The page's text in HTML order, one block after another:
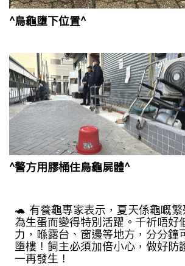
^烏龜墮下位置^
^警方用膠桶住烏龜屍體^
🐢 有養龜專家表示，夏天係龜嘅
為生蛋而變得特別活躍。千祈唔好
力，喺露台、窗邊等地方，分分鐘
墮樓！飼主必須加倍小心，做好防
一再發生 ！